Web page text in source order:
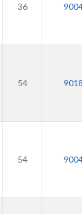
36
54 9018
54